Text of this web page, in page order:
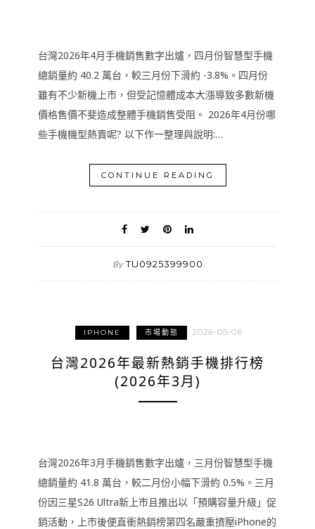
台灣2026年4月手機銷售數字出爐，四月份智慧型手機
總銷量約 40.2 萬台，較三月份下滑約 -3.8%。四月份
雖有不少新機上市，但受記憶體成本大漲導致多數新機
價格售價不斐造成整體手機銷售受阻。 2026年4月份哪
些手機機型熱賣呢? 以下作一整理與說明:…
CONTINUE READING
By TU0925399900
IPHONE 市場動態 2026-05-06
台灣2026年最新熱銷手機排行榜
(2026年3月)
台灣2026年3月手機銷售數字出爐，三月份智慧型手機
總銷量約 41.8 萬台，較二月份小幅下滑約 0.5%。三月
份因三星S26 Ultra新上市且推出以「預購容量升級」促
銷活動，上市後便直衝熱銷榜第四名嚴重擠壓iPhone的